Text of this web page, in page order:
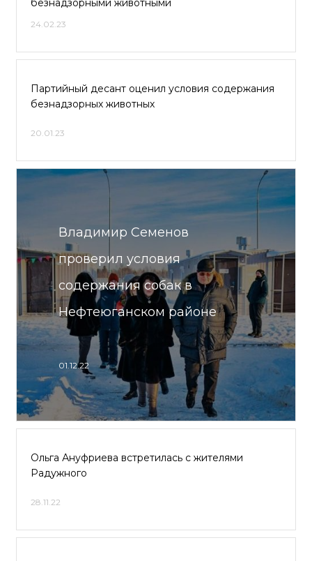
безнадзорными животными
24.02.23
Партийный десант оценил условия содержания
безнадзорных животных
20.01.23
Владимир Семенов
проверил условия
содержания собак в
Нефтеюганском районе
01.12.22
Ольга Ануфриева встретилась с жителями
Радужного
28.11.22